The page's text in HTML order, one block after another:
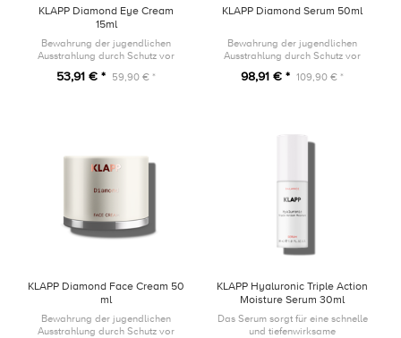
KLAPP Diamond Eye Cream
15ml
Bewahrung der jugendlichen
Ausstrahlung durch Schutz vor
53,91 € * 59,90 € *
KLAPP Diamond Serum 50ml
Bewahrung der jugendlichen
Ausstrahlung durch Schutz vor
98,91 € * 109,90 € *
KLAPP Diamond Face Cream 50
ml
Bewahrung der jugendlichen
Ausstrahlung durch Schutz vor
KLAPP Hyaluronic Triple Action
Moisture Serum 30ml
Das Serum sorgt für eine schnelle
und tiefenwirksame